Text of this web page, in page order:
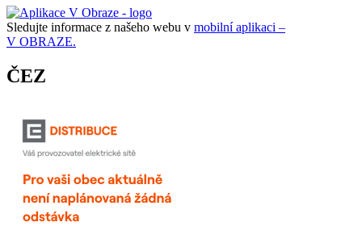
Sledujte informace z našeho webu v mobilní aplikaci –
V OBRAZE.
ČEZ